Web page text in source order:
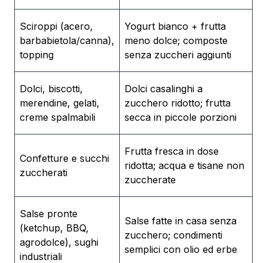
Sciroppi (acero,
barbabietola/canna),
topping
Yogurt bianco + frutta
meno dolce; composte
senza zuccheri aggiunti
Dolci, biscotti,
merendine, gelati,
creme spalmabili
Dolci casalinghi a
zucchero ridotto; frutta
secca in piccole porzioni
Confetture e succhi
zuccherati
Frutta fresca in dose
ridotta; acqua e tisane non
zuccherate
Salse pronte
(ketchup, BBQ,
agrodolce), sughi
industriali
Salse fatte in casa senza
zucchero; condimenti
semplici con olio ed erbe